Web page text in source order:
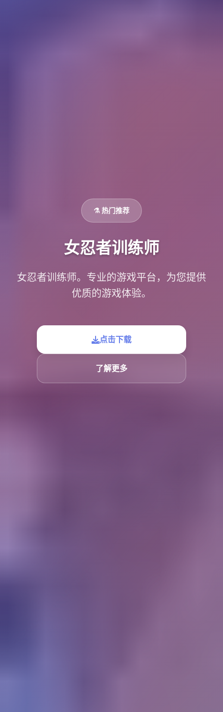
⚗️ 热门推荐
女忍者训练师
女忍者训练师。专业的游戏平台，为您提供
优质的游戏体验。
点击下载
了解更多